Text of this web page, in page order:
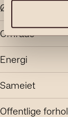
Økonomi
Område
Energi
Sameiet
Offentlige